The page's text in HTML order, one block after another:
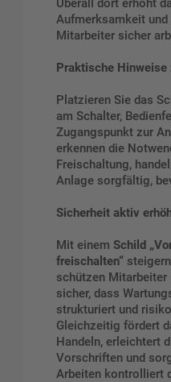
Überall dort erhöht
Aufmerksamkeit
Mitarbeiter sicher
Praktische Hinweise
Platzieren Sie das
am Schalter,
Zugangspunkt zur
erkennen die
Freischaltung,
Anlage sorgfältig,
Sicherheit aktiv
Mit einem Schild
freischalten“
schützen Mitarbeiter
sicher, dass
strukturiert und
Gleichzeitig fördert
Handeln, erleichtert
Vorschriften und
Arbeiten kontrolliert